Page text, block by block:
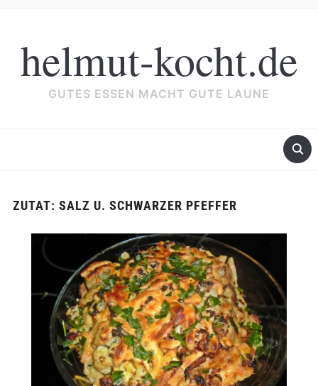
helmut-kocht.de
GUTES ESSEN MACHT GUTE LAUNE
ZUTAT: SALZ U. SCHWARZER PFEFFER